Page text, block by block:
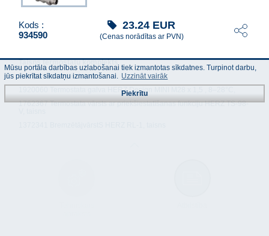
Kods :
934590
23.24 EUR
(Cenas norādītas ar PVN)
Taisns termostatu komplekts
Komplekta sastāvdaļas:
1920060 Termostata galva HERZ Design MINI M28 x 1,5 , 8–28°C,
1762367 Termostata vārsts ar priekšiestatīšanas funkciju HERZ TS-98-
Mūsu portāla darbības uzlabošanai tiek izmantotas sīkdatnes. Turpinot darbu,
jūs piekrītat sīkdatņu izmantošanai. Uzzināt vairāk
Piekrītu